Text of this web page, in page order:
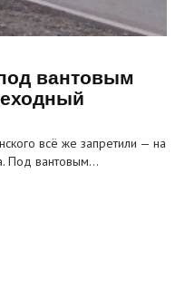
вантовым
всё же запретили — на
Под вантовым…